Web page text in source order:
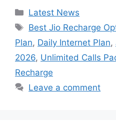
Categories
Latest News
Tags
Best Jio Recharge
Plan, Daily Internet Plan,
2026, Unlimited Calls
Recharge
Leave a comment